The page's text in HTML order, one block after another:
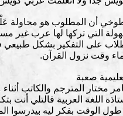
أن المطلوب هو محاولة
التي تركها لها عرب
على التفكير بشكل طبيعي
وقت نزول القرآن.
صعبة
مختار المترجم والكاتب
اللغة العربية قالتلي أنت
طول الوقت بفكر ليه بيدرسوا